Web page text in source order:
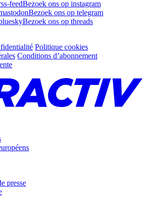
feedBezoek ons op instagram
Bezoek ons op telegram
Bezoek ons op threads
Politique cookies
Conditions d’abonnement
presse